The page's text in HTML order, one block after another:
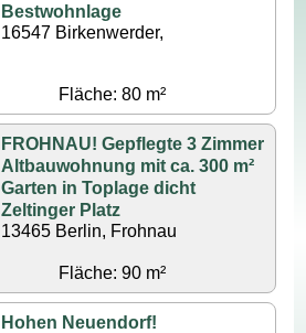
Bestwohnlage
16547 Birkenwerder,
Fläche: 80 m²
FROHNAU! Gepflegte 3 Zimmer
Altbauwohnung mit ca. 300 m²
Garten in Toplage dicht
Zeltinger Platz
13465 Berlin, Frohnau
Fläche: 90 m²
Hohen Neuendorf!